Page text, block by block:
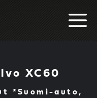
XC60
*Suomi-auto,